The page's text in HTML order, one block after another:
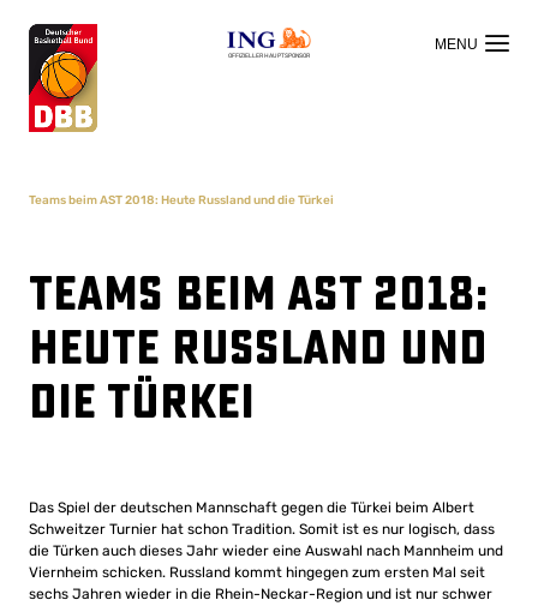
OFFIZIELLER HAUPTSPONSOR
Teams beim AST 2018: Heute Russland und die Türkei
Teams beim AST 2018:
Heute Russland und
die Türkei
Das Spiel der deutschen Mannschaft gegen die Türkei beim Albert
Schweitzer Turnier hat schon Tradition. Somit ist es nur logisch, dass
die Türken auch dieses Jahr wieder eine Auswahl nach Mannheim und
Viernheim schicken. Russland kommt hingegen zum ersten Mal seit
sechs Jahren wieder in die Rhein-Neckar-Region und ist nur schwer